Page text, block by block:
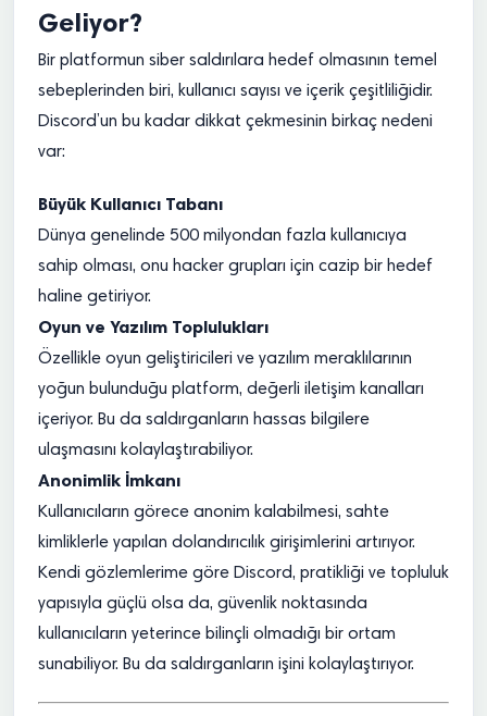
Geliyor?
Bir platformun siber saldırılara hedef olmasının temel
sebeplerinden biri, kullanıcı sayısı ve içerik çeşitliliğidir.
Discord’un bu kadar dikkat çekmesinin birkaç nedeni
var:
Büyük Kullanıcı Tabanı
Dünya genelinde 500 milyondan fazla kullanıcıya
sahip olması, onu hacker grupları için cazip bir hedef
haline getiriyor.
Oyun ve Yazılım Toplulukları
Özellikle oyun geliştiricileri ve yazılım meraklılarının
yoğun bulunduğu platform, değerli iletişim kanalları
içeriyor. Bu da saldırganların hassas bilgilere
ulaşmasını kolaylaştırabiliyor.
Anonimlik İmkanı
Kullanıcıların görece anonim kalabilmesi, sahte
kimliklerle yapılan dolandırıcılık girişimlerini artırıyor.
Kendi gözlemlerime göre Discord, pratikliği ve topluluk
yapısıyla güçlü olsa da, güvenlik noktasında
kullanıcıların yeterince bilinçli olmadığı bir ortam
sunabiliyor. Bu da saldırganların işini kolaylaştırıyor.